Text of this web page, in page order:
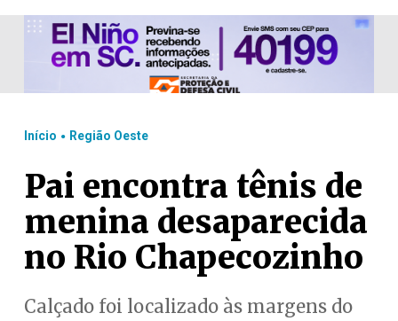
Início . Região Oeste
Pai encontra tênis de
menina desaparecida
no Rio Chapecozinho
Calçado foi localizado às margens do